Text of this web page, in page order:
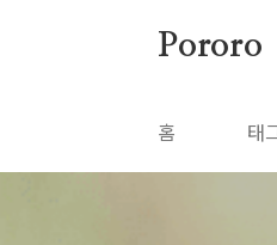
Pororo
홈 태